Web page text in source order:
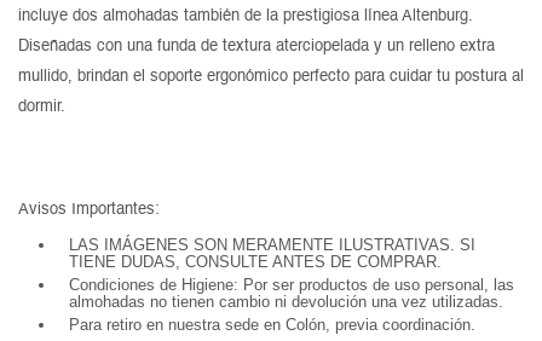
incluye dos almohadas también de la prestigiosa línea Altenburg.
Diseñadas con una funda de textura aterciopelada y un relleno extra
mullido, brindan el soporte ergonómico perfecto para cuidar tu postura al
dormir.
Avisos Importantes:
LAS IMÁGENES SON MERAMENTE ILUSTRATIVAS. SI
TIENE DUDAS, CONSULTE ANTES DE COMPRAR.
Condiciones de Higiene: Por ser productos de uso personal, las
almohadas no tienen cambio ni devolución una vez utilizadas.
Para retiro en nuestra sede en Colón, previa coordinación.